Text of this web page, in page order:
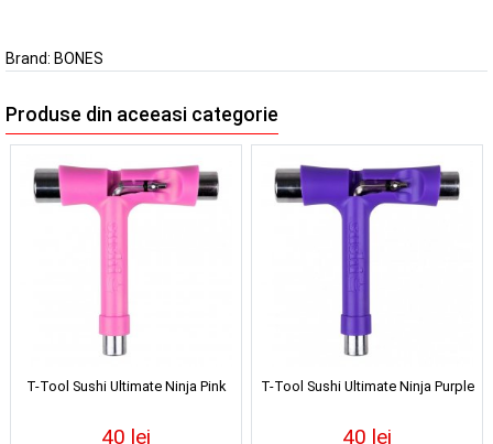
Brand: BONES
Produse din aceeasi categorie
T-Tool Sushi Ultimate Ninja Pink
40 lei
T-Tool Sushi Ultimate Ninja Purple
40 lei